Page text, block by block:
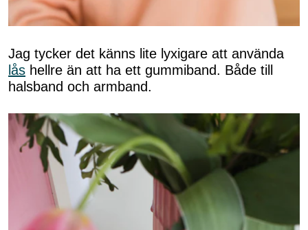
Jag tycker det känns lite lyxigare att använda
lås hellre än att ha ett gummiband. Både till
halsband och armband.